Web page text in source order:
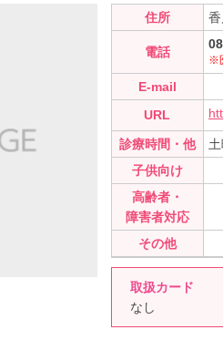
住所
電話
※
E-mail
URL
診療時間・他
子供向け
高齢者・
障害者対応
その他
取扱カード
なし